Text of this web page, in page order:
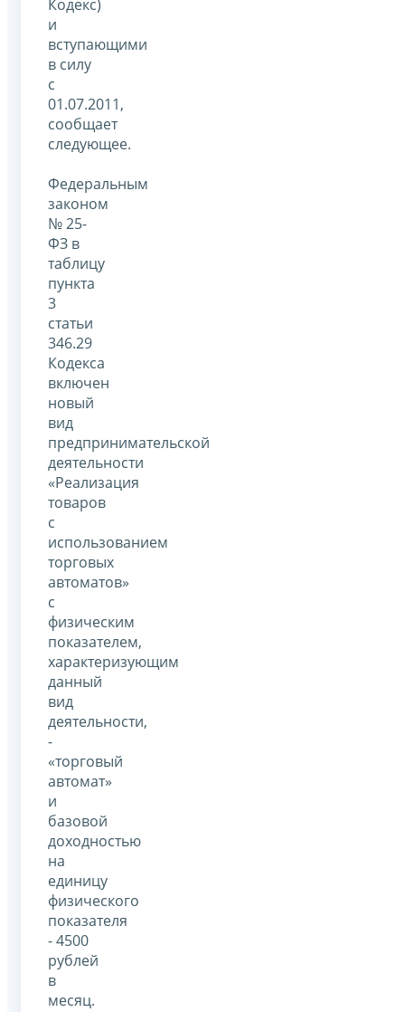
Кодекс)
и
вступающими
в силу
с
01.07.2011,
сообщает
следующее.
Федеральным
законом
№ 25-
ФЗ в
таблицу
пункта
3
статьи
346.29
Кодекса
включен
новый
вид
предпринимательской
деятельности
«Реализация
товаров
с
использованием
торговых
автоматов»
с
физическим
показателем,
характеризующим
данный
вид
деятельности,
-
«торговый
автомат»
и
базовой
доходностью
на
единицу
физического
показателя
- 4500
рублей
в
месяц.